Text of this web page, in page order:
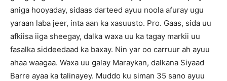
aniga hooyaday, sidaas darteed ayuu noola afuray ugu
yaraan laba jeer, inta aan ka xasuusto. Pro. Gaas, sida uu
afkiisa iiga sheegay, dalka waxa uu ka tagay markii uu
fasalka siddeedaad ka baxay. Nin yar oo carruur ah ayuu
ahaa waagaa. Waxa uu galay Maraykan, dalkana Siyaad
Barre ayaa ka talinayey. Muddo ku siman 35 sano ayuu